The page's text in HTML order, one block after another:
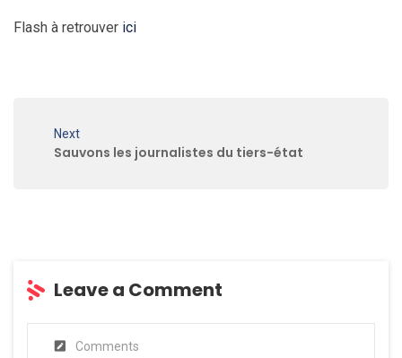
Flash à retrouver ici
Next
Sauvons les journalistes du tiers-état
Leave a Comment